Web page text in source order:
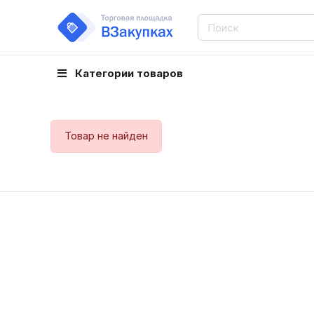
Категории товаров
Товар не найден